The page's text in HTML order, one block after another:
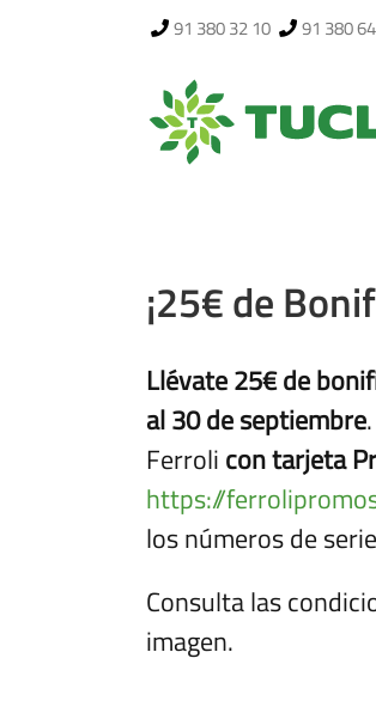
91 380 32 10 91 380
¡25€ de
Llévate 25€ de
al 30 de septiembre
Ferroli con tarjeta
https://
los números de
Consulta las
imagen.